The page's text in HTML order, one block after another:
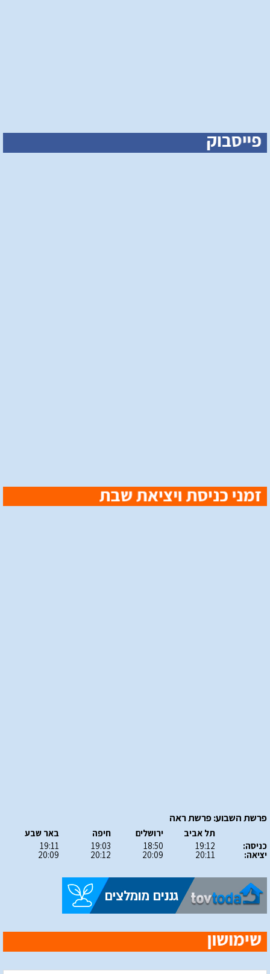
פרשת השבוע: פרשת ראה
כניסה:
יציאה:
תל אביב
19:12
20:11
ירושלים
18:50
20:09
חיפה
19:03
20:12
באר שבע
19:11
20:09